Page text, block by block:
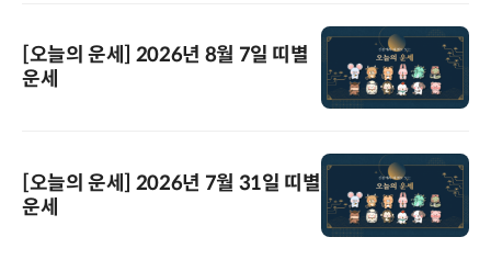
[오늘의 운세] 2026년 8월 7일 띠별
운세
[오늘의 운세] 2026년 7월 31일 띠별
운세